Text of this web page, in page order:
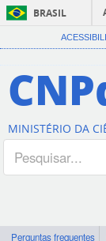
BRASIL
MINISTÉRIO DA
Perguntas frequentes